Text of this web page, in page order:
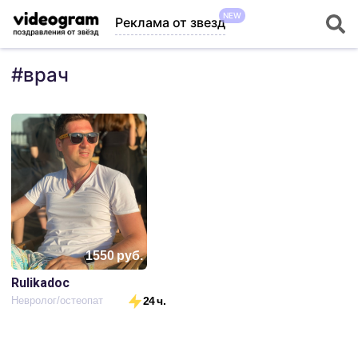
Реклама от звездNEW
#врач
1550руб.
Rulikadoc
Невролог/остеопат 24 ч.